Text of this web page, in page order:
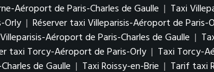
Aéroport de Paris-Charles de Gaulle | Taxi
Orly | Réserver taxi Villeparisis-Aéroport de Paris-
Aéroport de Paris-Charles de Gaulle |
taxi Torcy-Aéroport de Paris-Orly | Taxi Torcy-
de Gaulle | Taxi Roissy-en-Brie | Tarif taxi